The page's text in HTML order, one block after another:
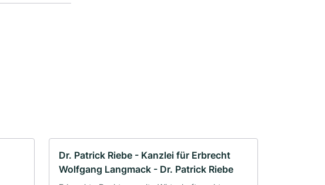
Dr. Patrick Riebe - Kanzlei für Erbrecht
Wolfgang Langmack - Dr. Patrick Riebe